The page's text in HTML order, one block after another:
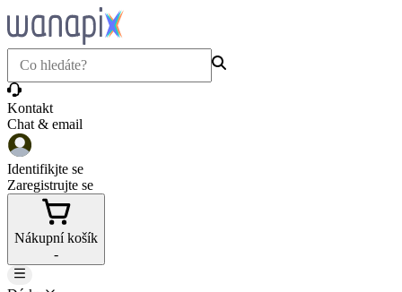
Kontakt
Chat & email
Identifikjte se
Zaregistrujte se
Nákupní košík
-